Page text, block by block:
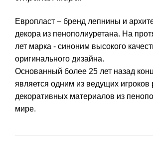
Европласт – бренд лепнины и
декора из пенополиуретана. На
лет марка - синоним высокого
оригинального дизайна.
Основанный более 25 лет назад
является одним из ведущих игроков
декоративных материалов из
мире.